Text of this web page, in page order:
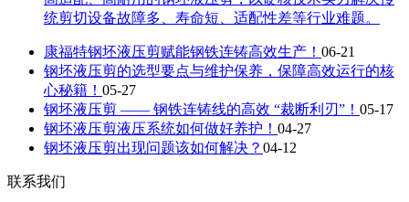
统剪切设备故障多、寿命短、适配性差等行业难题。
康福特钢坯液压剪赋能钢铁连铸高效生产！ 06-21
钢坯液压剪的选型要点与维护保养，保障高效运行的核
心秘籍！ 05-27
钢坯液压剪 —— 钢铁连铸线的高效 “裁断利刃”！ 05-17
钢坯液压剪液压系统如何做好养护！ 04-27
钢坯液压剪出现问题该如何解决？ 04-12
联系我们